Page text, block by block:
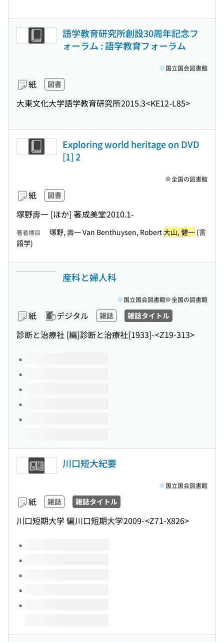
語学教育研究所創設30周年記念フ
ォーラム : 語学教育フォーラム
紙 図書
大東文化大学語学教育研究所2015.3<KE12-L85>
国立国会図書館
Exploring world heritage on DVD
[1] 2
紙 図書
塚野壽一 [ほか] 著成美堂2010.1-
全国の図書館
著者標目 塚野, 壽一 Van Benthuysen, Robert 大山, 健一 (言
語学)
産科と婦人科
紙 デジタル 雑誌 雑誌タイトル
診断と治療社 [編]診断と治療社[1933]-<Z19-313>
国立国会図書館 全国の図書館
このタイトルの巻号
川口短大紀要
紙 雑誌 雑誌タイトル
川口短期大学 編川口短期大学2009-<Z71-X826>
国立国会図書館
このタイトルの巻号